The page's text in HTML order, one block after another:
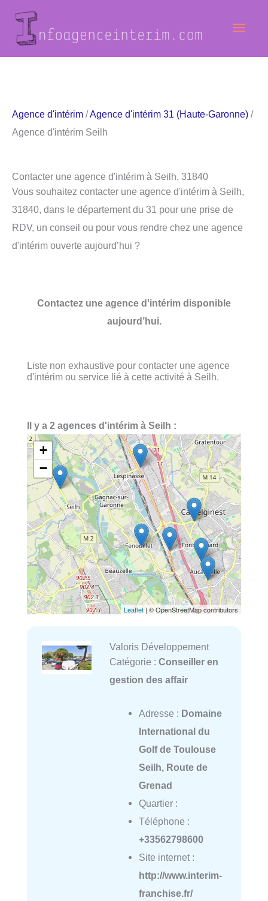
contenu
Agence d'intérim /Agence d'intérim 31 (Haute-Garonne) /
Agence d'intérim Seilh
Contacter une agence d'intérim à Seilh, 31840
Vous souhaitez contacter une agence d'intérim à Seilh,
31840, dans le département du 31 pour une prise de
RDV, un conseil ou pour vous rendre chez une agence
d'intérim ouverte aujourd’hui ?
Contactez une agence d'intérim disponible
aujourd’hui.
Liste non exhaustive pour contacter une agence
d'intérim ou service lié à cette activité à Seilh.
Il y a 2 agences d'intérim à Seilh :
+
−
Leaflet | © OpenStreetMap contributors
Valoris Développement
Catégorie : Conseiller en
gestion des affair
Adresse : Domaine
International du
Golf de Toulouse
Seilh, Route de
Grenad
Quartier :
Téléphone :
+33562798600
Site internet :
http://www.interim-
franchise.fr/